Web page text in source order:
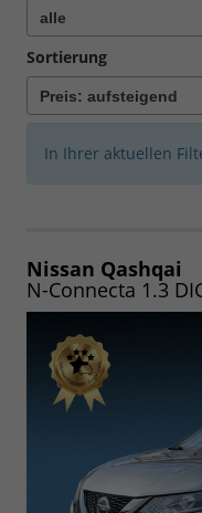
Sortierung
In Ihrer aktuellen
Nissan Qashqai